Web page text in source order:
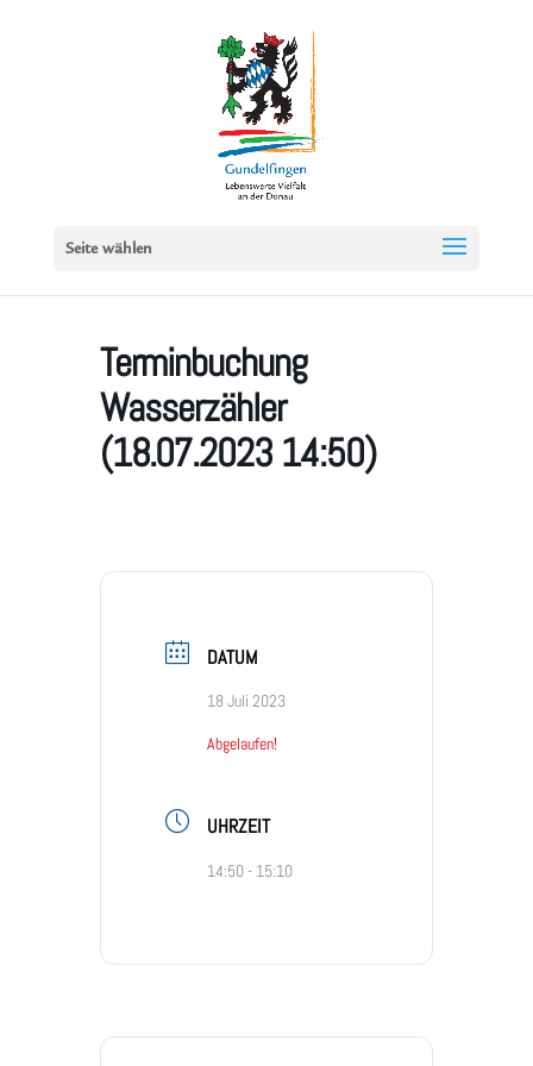
Seite wählen
Terminbuchung
Wasserzähler
(18.07.2023 14:50)
DATUM
18 Juli 2023
Abgelaufen!
UHRZEIT
14:50 - 15:10